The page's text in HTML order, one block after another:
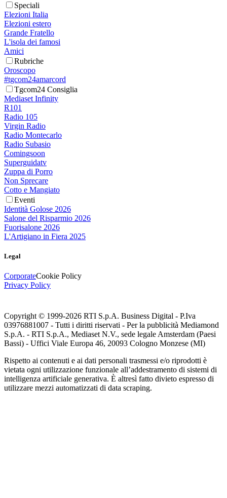
Speciali
Elezioni Italia
Elezioni estero
Grande Fratello
L'isola dei famosi
Amici
Rubriche
Oroscopo
#tgcom24amarcord
Tgcom24 Consiglia
Mediaset Infinity
R101
Radio 105
Virgin Radio
Radio Montecarlo
Radio Subasio
Comingsoon
Superguidatv
Zuppa di Porro
Non Sprecare
Cotto e Mangiato
Eventi
Identità Golose 2026
Salone del Risparmio 2026
Fuorisalone 2026
L'Artigiano in Fiera 2025
Legal
CorporateCookie Policy
Privacy Policy
Copyright © 1999-2026 RTI S.p.A. Business Digital - P.Iva
03976881007 - Tutti i diritti riservati - Per la pubblicità Mediamond
S.p.A. - RTI S.p.A., Mediaset N.V., sede legale Amsterdam (Paesi
Bassi) - Uffici Viale Europa 46, 20093 Cologno Monzese (MI)
Rispetto ai contenuti e ai dati personali trasmessi e/o riprodotti è
vietata ogni utilizzazione funzionale all’addestramento di sistemi di
intelligenza artificiale generativa. È altresì fatto divieto espresso di
utilizzare mezzi automatizzati di data scraping.